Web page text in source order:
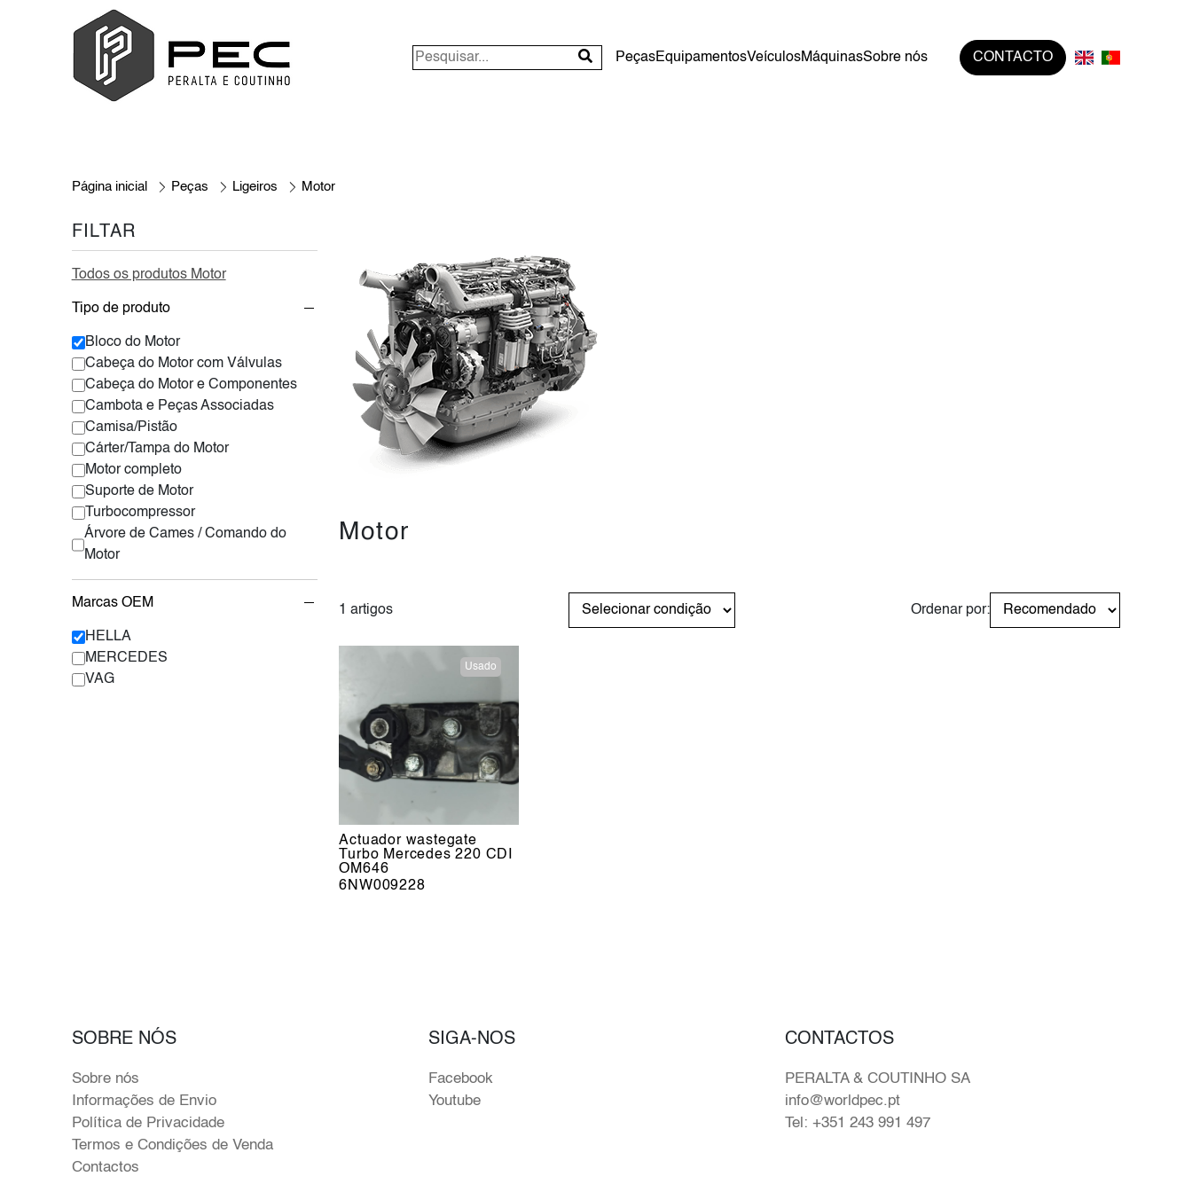
PeçasEquipamentosVeículosMáquinasSobre nós CONTACTO
Página inicial Peças Ligeiros Motor
FILTAR
Todos os produtos Motor
Tipo de produto
Bloco do Motor
Cabeça do Motor com Válvulas
Cabeça do Motor e Componentes
Cambota e Peças Associadas
Camisa/Pistão
Cárter/Tampa do Motor
Motor completo
Suporte de Motor
Turbocompressor
Árvore de Cames / Comando do
Motor
Marcas OEM
HELLA
MERCEDES
VAG
Motor
1 artigos Ordenar por:
Usado
Actuador wastegate
Turbo Mercedes 220 CDI
OM646
6NW009228
SOBRE NÓS
Sobre nós
Informações de Envio
Política de Privacidade
Termos e Condições de Venda
Contactos
SIGA-NOS
Facebook
Youtube
CONTACTOS
PERALTA & COUTINHO SA
info@worldpec.pt
Tel: +351 243 991 497